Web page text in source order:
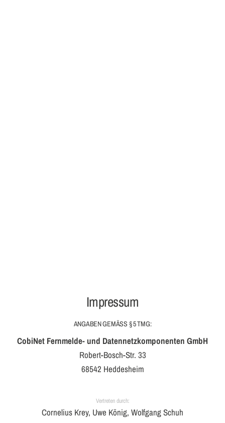
Impressum
ANGABEN GEMÄSS § 5 TMG:
CobiNet Fernmelde- und Datennetzkomponenten GmbH
Robert-Bosch-Str. 33
68542 Heddesheim
Vertreten durch:
Cornelius Krey, Uwe König, Wolfgang Schuh